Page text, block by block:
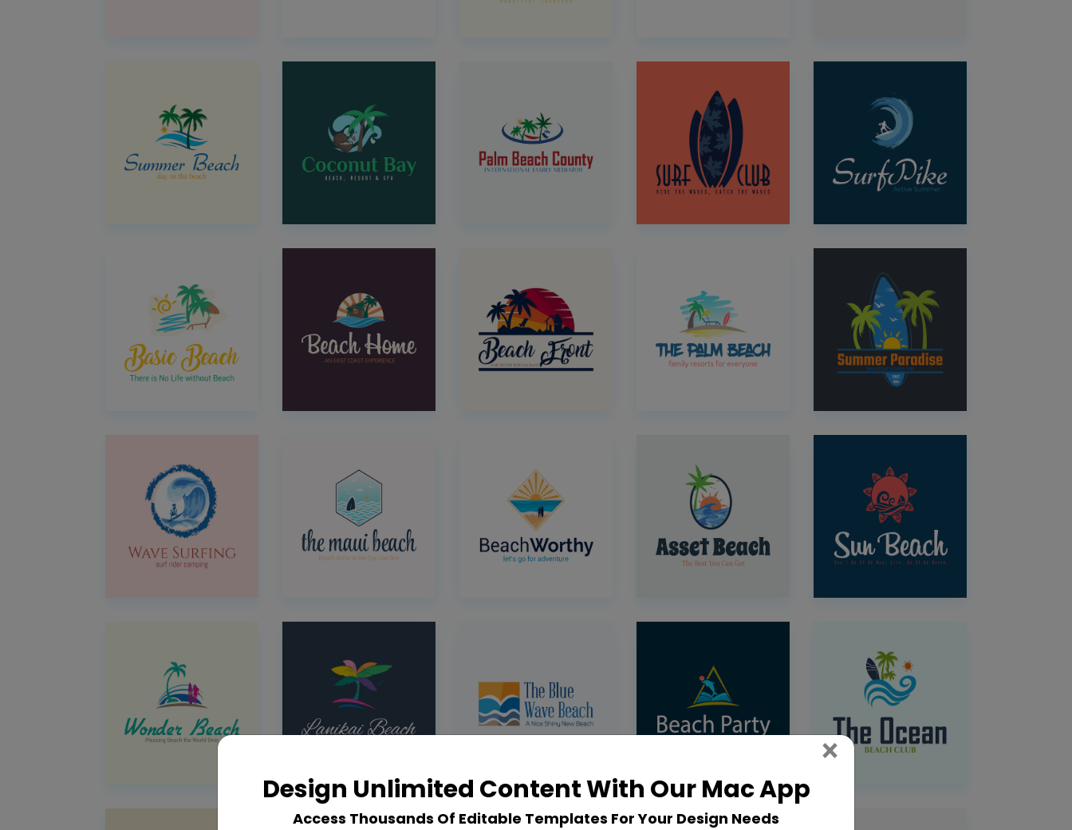
Design Unlimited Content With Our Mac App
Access Thousands Of Editable Templates For Your Design Needs
× Close